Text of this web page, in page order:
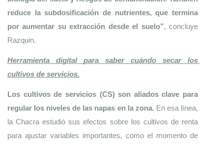
reduce la subdosificación de nutrientes, que termina
por aumentar su extracción desde el suelo”, concluye
Razquin.
Herramienta digital para saber cuándo secar los
cultivos de servicios.
Los cultivos de servicios (CS) son aliados clave para
regular los niveles de las napas en la zona. En esa línea,
la Chacra estudió sus efectos sobre los cultivos de renta
para ajustar variables importantes, como el momento de